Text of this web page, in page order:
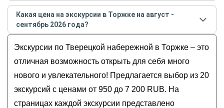
Тверецкая набережная
Борисоглебский мужской монастырь
Река Тверца
Старо-Вознесенская церковь
Новоторжский кремль
Самые популярные экскурсиив Торжкев августе -
сентябре 2026года:
От истории до чая: путешествие по Торжку
Торжок: на перекрестке дорог и эпох
Древний Торжок: прогулка вглубь эпох
Торжок — северная Флоренция на Тверской
земле
Торжок: путешествие во времени
Какая цена на экскурсии в Торжке на август -
сентябрь 2026 года?
2026года от 950до 7 200 RUB
Экскурсии по Тверецкой набережной в Торжке – это
отличная возможность открыть для себя много
нового и увлекательного! Предлагается выбор из 20
экскурсий с ценами от 950 до 7 200 RUB. На
страницах каждой экскурсии представлено